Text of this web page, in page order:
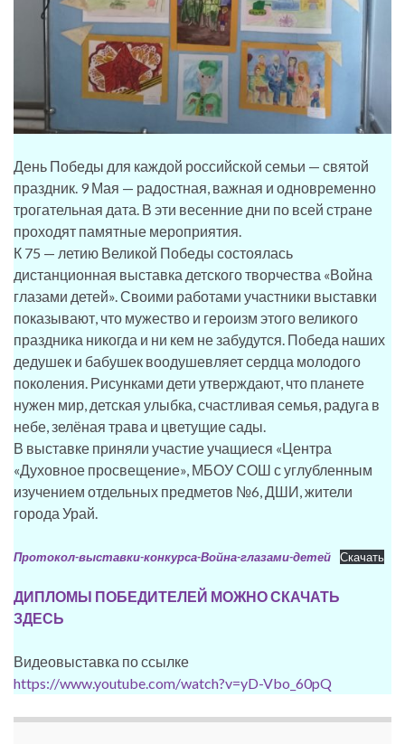
День Победы для каждой российской семьи — святой
праздник. 9 Мая — радостная, важная и одновременно
трогательная дата. В эти весенние дни по всей стране
проходят памятные мероприятия.
К 75 — летию Великой Победы состоялась
дистанционная выставка детского творчества «Война
глазами детей». Своими работами участники выставки
показывают, что мужество и героизм этого великого
праздника никогда и ни кем не забудутся. Победа наших
дедушек и бабушек воодушевляет сердца молодого
поколения. Рисунками дети утверждают, что планете
нужен мир, детская улыбка, счастливая семья, радуга в
небе, зелёная трава и цветущие сады.
В выставке приняли участие учащиеся «Центра
«Духовное просвещение», МБОУ СОШ с углубленным
изучением отдельных предметов №6, ДШИ, жители
города Урай.
Протокол-выставки-конкурса-Война-глазами-детей Скачать
ДИПЛОМЫ ПОБЕДИТЕЛЕЙ МОЖНО СКАЧАТЬ
ЗДЕСЬ
Видеовыставка по ссылке
https://www.youtube.com/watch?v=yD-Vbo_60pQ